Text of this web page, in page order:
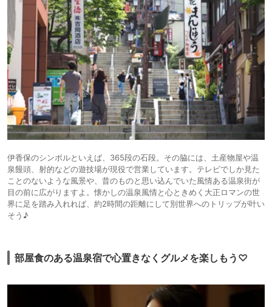
伊香保のシンボルといえば、365段の石段。その脇には、土産物屋や温
泉饅頭、射的などの遊技場が現役で営業しています。テレビでしか見た
ことのないような風景や、昔のものと思い込んでいた風情ある温泉街が
目の前に広がりますよ。懐かしの温泉風情と心ときめく大正ロマンの世
界に足を踏み入れれば、約2時間の距離にして別世界へのトリップが叶い
そう♪
部屋食のある温泉宿で心置きなくグルメを楽しもう♡